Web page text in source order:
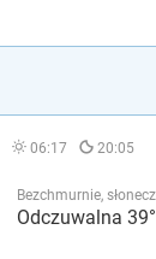
06:17 20:05
Bezchmurnie,
Odczuwalna